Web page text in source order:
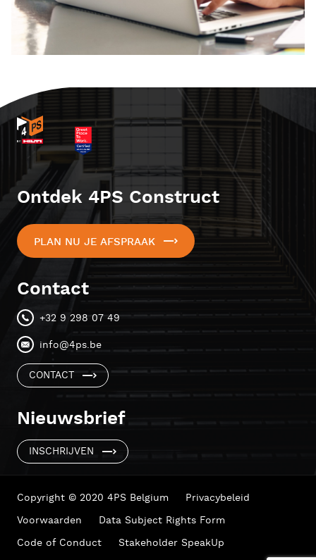
Ontdek 4PS Construct
PLAN NU JE AFSPRAAK
Contact
+32 9 298 07 49
info@4ps.be
CONTACT
Nieuwsbrief
INSCHRIJVEN
Copyright © 2020 4PS Belgium
Privacybeleid
Voorwaarden
Data Subject Rights Form
Code of Conduct
Stakeholder SpeakUp